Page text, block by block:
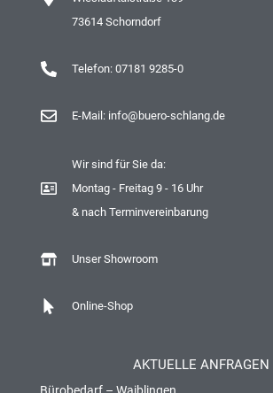
73614 Schorndorf
Telefon: 07181 9285-0
E-Mail: info@buero-schlang.de
Wir sind für Sie da:
Montag - Freitag 9 - 16 Uhr
& nach Terminvereinbarung
Unser Showroom
Online-Shop
AKTUELLE ANFRAGEN